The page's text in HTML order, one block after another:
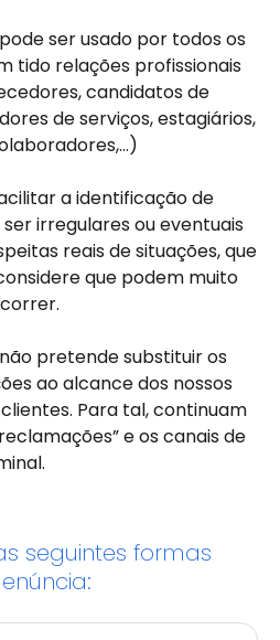
ser usado por todos os
tido relações profissionais
candidatos de
de serviços, estagiários,
a identificação de
irregulares ou eventuais
reais de situações, que
que podem muito
pretende substituir os
ao alcance dos nossos
Para tal, continuam
e os canais de
seguintes formas